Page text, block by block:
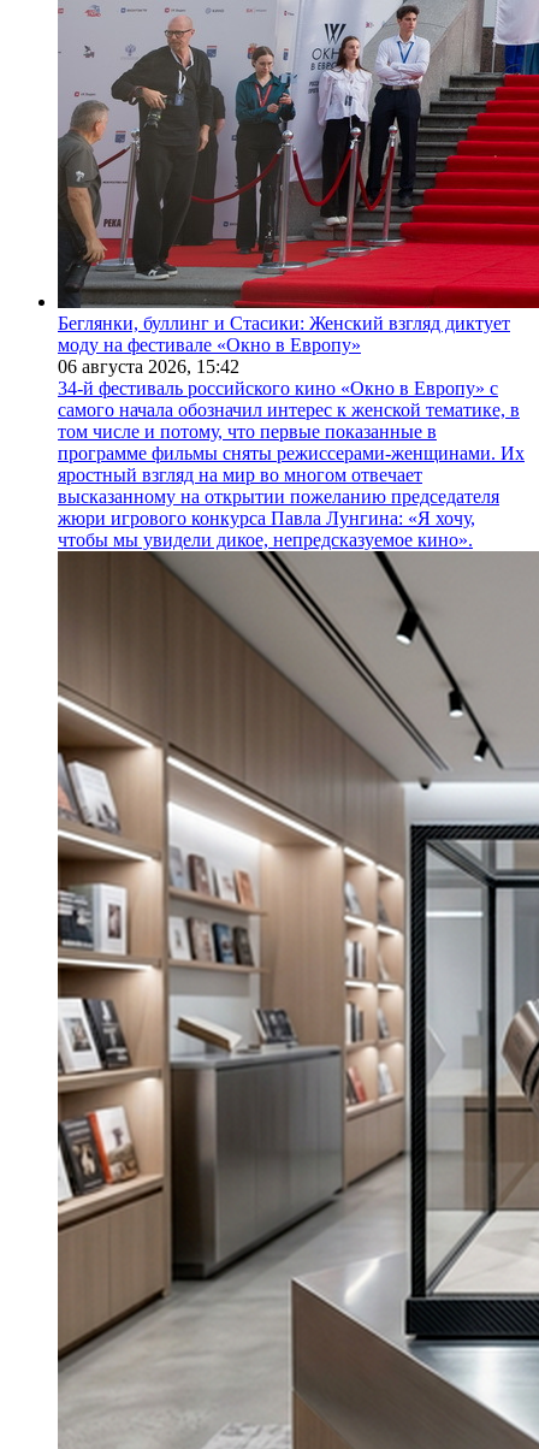
Беглянки, буллинг и Стасики: Женский взгляд диктует
моду на фестивале «Окно в Европу»
06 августа 2026, 15:42
34-й фестиваль российского кино «Окно в Европу» с
самого начала обозначил интерес к женской тематике, в
том числе и потому, что первые показанные в
программе фильмы сняты режиссерами-женщинами. Их
яростный взгляд на мир во многом отвечает
высказанному на открытии пожеланию председателя
жюри игрового конкурса Павла Лунгина: «Я хочу,
чтобы мы увидели дикое, непредсказуемое кино».